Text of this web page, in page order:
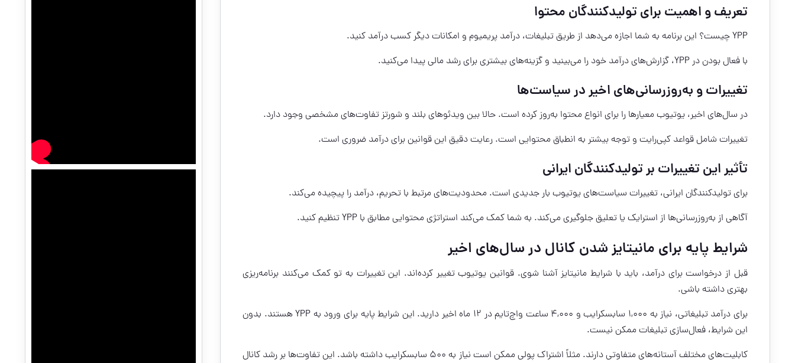
تعریف و اهمیت برای تولیدکنندگان محتوا
YPP چیست؟ این برنامه به شما اجازه می‌دهد از طریق تبلیغات، درآمد پریمیوم و امکانات دیگر کسب درآمد کنید.
با فعال بودن در YPP، گزارش‌های درآمد خود را می‌بینید و گزینه‌های بیشتری برای رشد مالی پیدا می‌کنید.
تغییرات و به‌روزرسانی‌های اخیر در سیاست‌ها
در سال‌های اخیر، یوتیوب معیارها را برای انواع محتوا به‌روز کرده است. حالا بین ویدئوهای بلند و شورتز تفاوت‌های مشخصی وجود دارد.
تغییرات شامل قواعد کپی‌رایت و توجه بیشتر به انطباق محتوایی است. رعایت دقیق این قوانین برای درآمد ضروری است.
تأثیر این تغییرات بر تولیدکنندگان ایرانی
برای تولیدکنندگان ایرانی، تغییرات سیاست‌های یوتیوب بار جدیدی است. محدودیت‌های مرتبط با تحریم، درآمد را پیچیده می‌کند.
آگاهی از به‌روزرسانی‌ها از استرایک یا تعلیق جلوگیری می‌کند. به شما کمک می‌کند استراتژی محتوایی مطابق با YPP تنظیم کنید.
شرایط پایه برای مانیتایز شدن کانال در سال‌های اخیر
قبل از درخواست برای درآمد، باید با شرایط مانیتایز آشنا شوی. قوانین یوتیوب تغییر کرده‌اند. این تغییرات به تو کمک می‌کنند برنامه‌ریزی
بهتری داشته باشی.
برای درآمد تبلیغاتی، نیاز به 1,000 سابسکرایب و 4,000 ساعت واچ‌تایم در 12 ماه اخیر دارید. این شرایط پایه برای ورود به YPP هستند. بدون
این شرایط، فعال‌سازی تبلیغات ممکن نیست.
کابلیت‌های مختلف آستانه‌های متفاوتی دارند. مثلاً اشتراک پولی ممکن است نیاز به 500 سابسکرایب داشته باشد. این تفاوت‌ها بر رشد کانال